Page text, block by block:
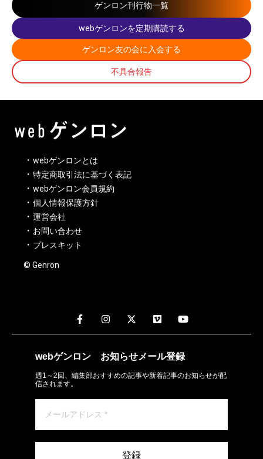
ゲンロン刊行物一覧
webゲンロンを定期購読する
ゲンロン友の会に入会する
不具合報告
webゲンロンとは
特定商取引法に基づく表記
webゲンロン会員規約
個人情報保護方針
運営会社
お問い合わせ
プレスキット
© Genron
webゲンロン お知らせメール登録
週1～2回、編集部おすすめの記事や新着記事のお知らせが配
信されます。
登録